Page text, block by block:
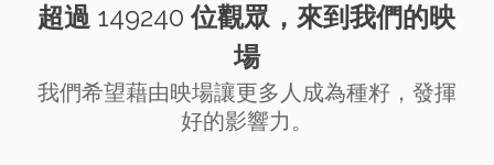
超過 149240 位觀眾，來到我們的映
場
我們希望藉由映場讓更多人成為種籽，發揮
好的影響力。